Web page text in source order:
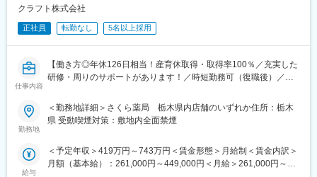
名、30代後半が2名です。
■特徴・魅力：
・単なる自動車整備だけでなく、レッカー車の制作という、他の
会社ではあまり経験できない業務を経験することができます。
・お客様からお褒めの言葉をいただいた際に、特別手当（5,000～
10,000円）を支給しています。回数制限はなく、お客様からお褒
■その他：
烏山市、那須町、塩谷町、那珂川町からも通勤可能です。
・新営業所西那須野インター店の勤務です。社屋は2021年10月末
クラフト株式会社
正社員 転勤なし 5名以上採用
仕事内容
【働き方◎年休126日相当！産育休取得・取得率100％／充実した
研修・周りのサポートがあります！／時短勤務可（復職後）／全
【職務概要】
さくら薬局を全国に820店舗ほど展開している当社にて、各店舗
をお任せします。
勤務地
＜勤務地詳細＞さくら薬局 栃木県内店舗のいずれか住所：栃木
県 受動喫煙対策：敷地内全面禁煙
給与
＜予定年収＞419万円～743万円＜賃金形態＞月給制＜賃金内訳＞
月額（基本給）：261,000円～449,000円＜月給＞261,000円～